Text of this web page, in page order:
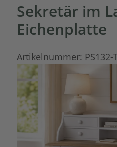
Sekretär im
Eichenplatte
Artikelnummer: PS132-